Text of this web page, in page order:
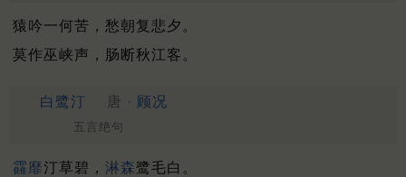
猿吟一何苦，愁朝复悲夕。
莫作巫峡声，肠断秋江客。
白鹭汀 唐 · 顾况
五言绝句
靃靡汀草碧， 淋森鹭毛白。